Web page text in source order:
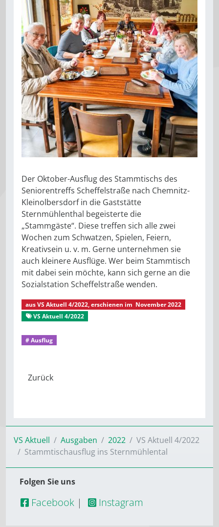
Der Oktober-Ausflug des Stammtischs des
Seniorentreffs Scheffelstraße nach Chemnitz-
Kleinolbersdorf in die Gaststätte
Sternmühlenthal begeisterte die
„Stammgäste“. Diese treffen sich alle zwei
Wochen zum Schwatzen, Spielen, Feiern,
Kreativsein u. v. m. Gerne unternehmen sie
auch kleinere Ausflüge. Wer beim Stammtisch
mit dabei sein möchte, kann sich gerne an die
Sozialstation Scheffelstraße wenden.
ausVS Aktuell 4/2022, erschienen im November 2022
VS Aktuell 4/2022
# Ausflug
VS Aktuell Ausgaben 2022
VS Aktuell 4/2022
Stammtischausflug ins Sternmühlental
Folgen Sie uns
Facebook | Instagram